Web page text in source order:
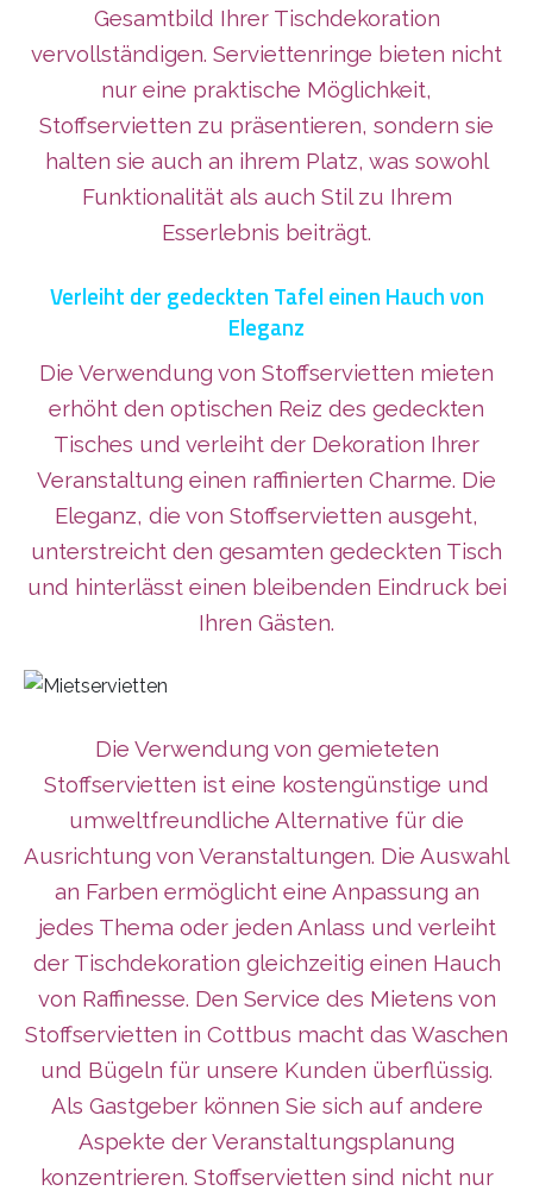
Gesamtbild Ihrer Tischdekoration
vervollständigen. Serviettenringe bieten nicht
nur eine praktische Möglichkeit,
Stoffservietten zu präsentieren, sondern sie
halten sie auch an ihrem Platz, was sowohl
Funktionalität als auch Stil zu Ihrem
Esserlebnis beiträgt.
Verleiht der gedeckten Tafel einen Hauch von
Eleganz
Die Verwendung von Stoffservietten mieten
erhöht den optischen Reiz des gedeckten
Tisches und verleiht der Dekoration Ihrer
Veranstaltung einen raffinierten Charme. Die
Eleganz, die von Stoffservietten ausgeht,
unterstreicht den gesamten gedeckten Tisch
und hinterlässt einen bleibenden Eindruck bei
Ihren Gästen.
Die Verwendung von gemieteten
Stoffservietten ist eine kostengünstige und
umweltfreundliche Alternative für die
Ausrichtung von Veranstaltungen. Die Auswahl
an Farben ermöglicht eine Anpassung an
jedes Thema oder jeden Anlass und verleiht
der Tischdekoration gleichzeitig einen Hauch
von Raffinesse. Den Service des Mietens von
Stoffservietten in Cottbus macht das Waschen
und Bügeln für unsere Kunden überflüssig.
Als Gastgeber können Sie sich auf andere
Aspekte der Veranstaltungsplanung
konzentrieren. Stoffservietten sind nicht nur